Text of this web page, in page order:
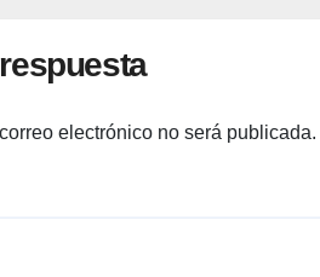
electrónico no será publicada.